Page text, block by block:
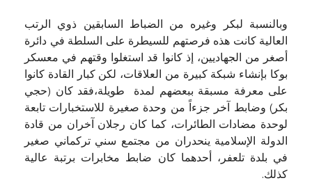
وبالنسبة لبكر وغيره من الضباط السابقين ذوي الرتب
العالية كانت هذه فرصتهم للسيطرة على السلطة في دائرة
أصغر من الجهاديين، إذ كانوا قد استغلوا وقتهم في معسكر
بوكا بإنشاء شبكة كبيرة من العلاقات، لكن كبار القادة كانوا
على معرفة مسبقة ببعضهم لمدة طويلة،فقد كان (حجي
بكر) وضابط آخر جزءاً من وحدة صغيرة للاستخبارات تابعة
لوحدة مضادات الطائرات، كما كان رجلان آخران من قادة
الدولة الإسلامية ينحدران من مجتمع سني تركماني صغير
في بلدة تلعفر، أحدهما كان ضابط مخابرات برتبة عالية
كذلك.